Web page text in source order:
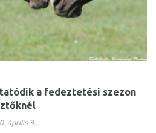
a fedeztetési szezon
április 3.